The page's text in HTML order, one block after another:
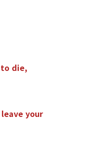
to die,
leave your